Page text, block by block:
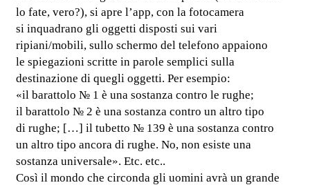
lo fate, vero?), si apre l’app, con la fotocamera
si inquadrano gli oggetti disposti sui vari
ripiani/mobili, sullo schermo del telefono appaiono
le spiegazioni scritte in parole semplici sulla
destinazione di quegli oggetti. Per esempio:
«il barattolo № 1 è una sostanza contro le rughe;
il barattolo № 2 è una sostanza contro un altro tipo
di rughe; […] il tubetto № 139 è una sostanza contro
un altro tipo ancora di rughe. No, non esiste una
sostanza universale». Etc. etc..
Così il mondo che circonda gli uomini avrà un grande